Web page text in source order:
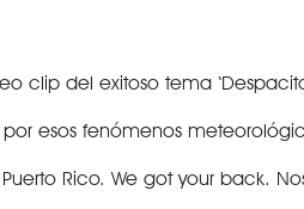
clip del exitoso tema
esos fenómenos
Rico. We got your back.